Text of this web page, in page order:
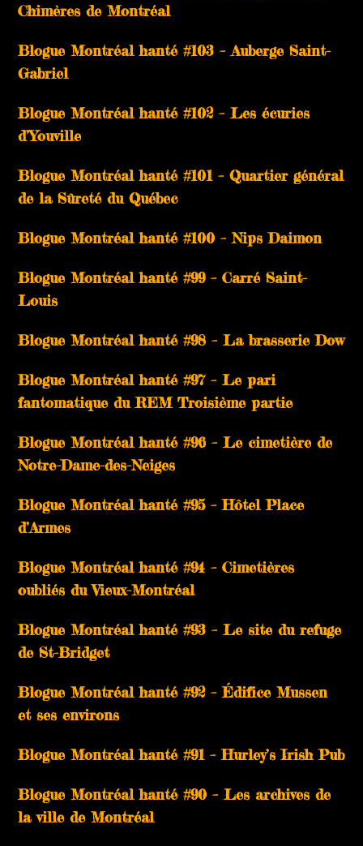
Chimères de Montréal
Blogue Montréal hanté #103 – Auberge Saint-
Gabriel
Blogue Montréal hanté #102 – Les écuries
d’Youville
Blogue Montréal hanté #101 – Quartier général
de la Sûreté du Québec
Blogue Montréal hanté #100 – Nips Daimon
Blogue Montréal hanté #99 – Carré Saint-
Louis
Blogue Montréal hanté #98 – La brasserie Dow
Blogue Montréal hanté #97 – Le pari
fantomatique du REM Troisième partie
Blogue Montréal hanté #96 – Le cimetière de
Notre-Dame-des-Neiges
Blogue Montréal hanté #95 – Hôtel Place
d’Armes
Blogue Montréal hanté #94 – Cimetières
oubliés du Vieux-Montréal
Blogue Montréal hanté #93 – Le site du refuge
de St-Bridget
Blogue Montréal hanté #92 – Édifice Mussen
et ses environs
Blogue Montréal hanté #91 – Hurley’s Irish Pub
Blogue Montréal hanté #90 – Les archives de
la ville de Montréal